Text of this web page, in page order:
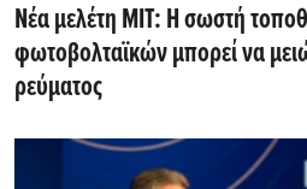
Νέα μελέτη MIT: Η σωστή
φωτοβολταϊκών μπορεί να
ρεύματος